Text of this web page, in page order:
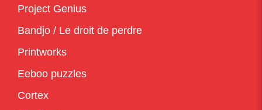
Project Genius
Bandjo / Le droit de perdre
Printworks
Eeboo puzzles
Cortex